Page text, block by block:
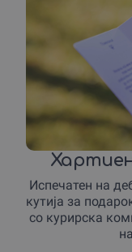
Испечатен на
кутија за
со курирска